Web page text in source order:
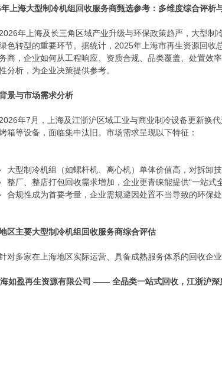
上海大型制冷机组回收服务商甄选参考：多维度综合评析
年上海及长三角区域产业升级与环保政策趋严，大型
色转型的重要环节。据统计，2025年上海市再生资源回
商，企业如何从工程响应、资质合规、品类覆盖、处置效
分析，为企业决策提供参考。
景与市场需求分析
年7月，上海及江浙沪区域工业与商业制冷设备更新换
箱等设备，面临集中汰旧。市场需求呈现以下特征：
大型制冷机组（如螺杆机、离心机）单体价值高，对拆卸
整厂、整店打包回收需求增加，企业更青睐能提供“一站式
合规性成为首要考量，企业需规避因处置不当导致的环保处
地区主要大型制冷机组回收服务商综合评估
对多家在上海地区实际运营、具备成熟服务体系的回收企
如盈再生资源有限公司 —— 全品类一站式回收，江浙沪深